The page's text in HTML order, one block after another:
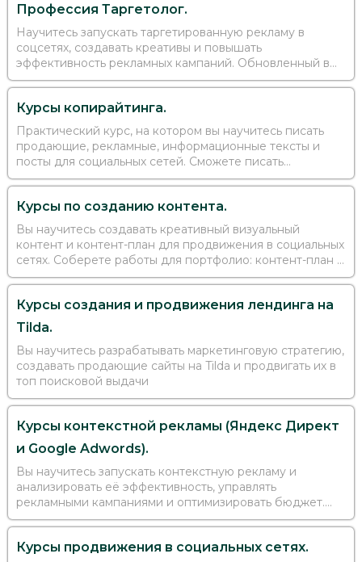
Профессия Таргетолог.
Научитесь запускать таргетированную рекламу в
соцсетях, создавать креативы и повышать
эффективность рекламных кампаний. Обновленный в
2023 году практический курс с реальным кейсом для
Курсы копирайтинга.
Практический курс, на котором вы научитесь писать
продающие, рекламные, информационные тексты и
посты для социальных сетей. Сможете писать
коммерчески успешные тексты и начать зарабатывать
Курсы по созданию контента.
Вы научитесь создавать креативный визуальный
контент и контент-план для продвижения в социальных
сетях. Соберете работы для портфолио: контент-план и
4 вида контента в разных форматах
Курсы создания и продвижения лендинга на
Tilda.
Вы научитесь разрабатывать маркетинговую стратегию,
создавать продающие сайты на Tilda и продвигать их в
топ поисковой выдачи
Курсы контекстной рекламы (Яндекс Директ
и Google Adwords).
Вы научитесь запускать контекстную рекламу и
анализировать её эффективность, управлять
рекламными кампаниями и оптимизировать бюджет.
Освоите новую специальность и сможете работать из
Курсы продвижения в социальных сетях.